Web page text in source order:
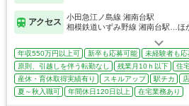
アクセス
小田急江ノ島線 湘南台駅
相模鉄道いずみ野線 湘南台駅…ほ
年収550万円以上可 新卒も応募可能
未経験者も応
原則、引越しを伴う転勤なし
残業月10ｈ以下
住
産休・育休取得実績有り
スキルアップ 駅チカ
夏～秋入職可
年間休日120日以上 在宅業務あり